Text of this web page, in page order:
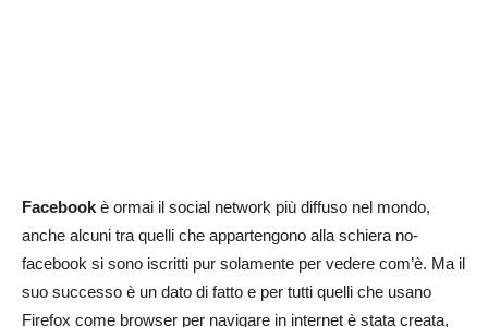
Facebook è ormai il social network più diffuso nel mondo,
anche alcuni tra quelli che appartengono alla schiera no-
facebook si sono iscritti pur solamente per vedere com’è. Ma il
suo successo è un dato di fatto e per tutti quelli che usano
Firefox come browser per navigare in internet è stata creata,